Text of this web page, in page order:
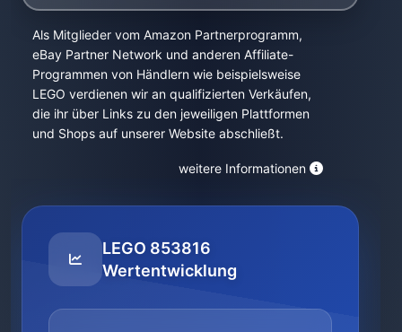
Als Mitglieder vom Amazon Partnerprogramm,
eBay Partner Network und anderen Affiliate-
Programmen von Händlern wie beispielsweise
LEGO verdienen wir an qualifizierten Verkäufen,
die ihr über Links zu den jeweiligen Plattformen
und Shops auf unserer Website abschließt.
weitere Informationen
LEGO 853816
Wertentwicklung